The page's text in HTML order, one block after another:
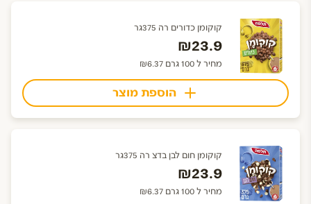
קוקומן כדורים רה 375גר
₪23.9
מחיר ל 100 גרם ₪6.37
הוספת מוצר
קוקומן חום לבן בדצ רה 375גר
₪23.9
מחיר ל 100 גרם ₪6.37